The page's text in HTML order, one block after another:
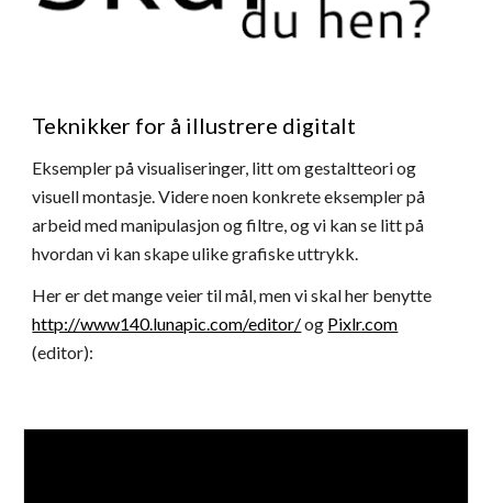
Teknikker for å illustrere digitalt
Eksempler på visualiseringer, litt om gestaltteori og
visuell montasje. Videre noen konkrete eksempler på
arbeid med manipulasjon og filtre, og vi kan se litt på
hvordan vi kan skape ulike grafiske uttrykk.
http://www140.lunapic.com/editor/ og Pixlr.com
(editor):